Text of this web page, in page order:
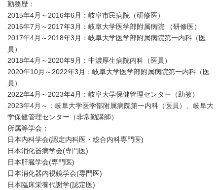
勤務歴：
2015年4月～2016年6月：岐阜市民病院（研修医）
2016年7月～2017年3月：岐阜大学医学部附属病院 （研修医）
2017年4月～2018年3月：岐阜大学医学部附属病院第一内科（医
員）
2018年4月～2020年9月：中濃厚生病院内科（医員）
2020年10月～2022年3月：岐阜大学医学部附属病院第一内科（医
員）
2022年4月～2023年4月：岐阜大学保健管理センター（助教）
2023年4月～：岐阜大学医学部附属病院第一内科（医員）、岐阜大
学保健管理センター（非常勤講師）
所属等学会：
日本内科学会(認定内科医・総合内科専門医)
日本消化器病学会(専門医)
日本肝臓学会(専門医)
日本消化器内視鏡学会(専門医)
日本臨床栄養代謝学(認定医)